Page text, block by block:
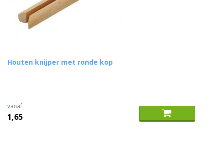
Houten knijper met ronde kop
vanaf
1,65